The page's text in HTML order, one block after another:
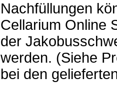
Nachfüllungen
Cellarium Online
der
werden. (Siehe
bei den